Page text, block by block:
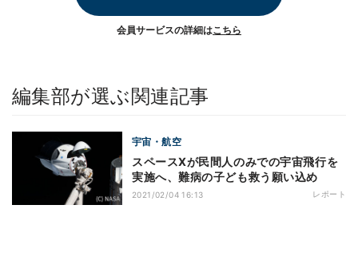
会員サービスの詳細はこちら
編集部が選ぶ関連記事
宇宙・航空
スペースXが民間人のみでの宇宙飛行を
実施へ、難病の子ども救う願い込め
2021/02/04 16:13 レポート